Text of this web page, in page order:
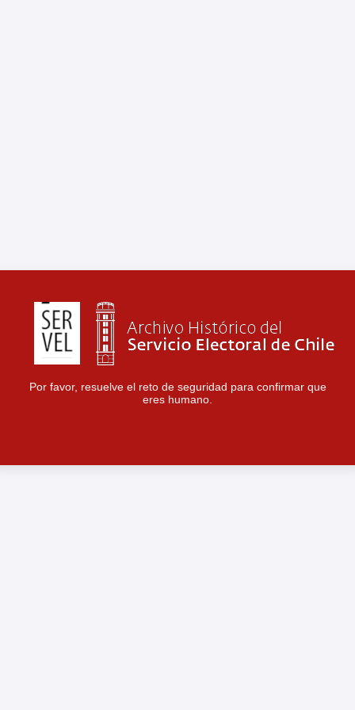
Por favor, resuelve el reto de seguridad para confirmar que
eres humano.